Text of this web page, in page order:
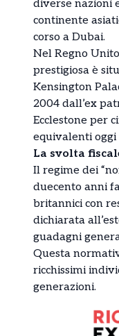
diverse nazioni
continente
corso a Dubai.
Nel Regno
prestigiosa è
Kensington
2004 dall’ex
Ecclestone per
equivalenti
La svolta
Il regime dei
duecento anni
britannici con
dichiarata
guadagni
Questa
ricchissimi
generazioni.